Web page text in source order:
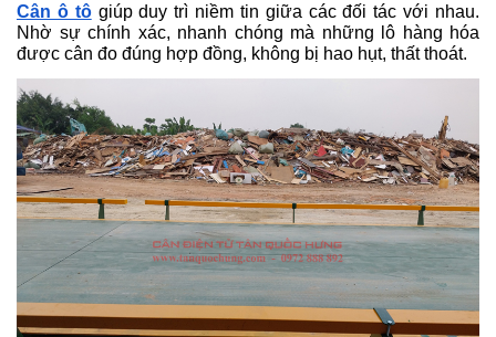
Cân ô tô giúp duy trì niềm tin giữa các đối tác với nhau.
Nhờ sự chính xác, nhanh chóng mà những lô hàng hóa
được cân đo đúng hợp đồng, không bị hao hụt, thất thoát.